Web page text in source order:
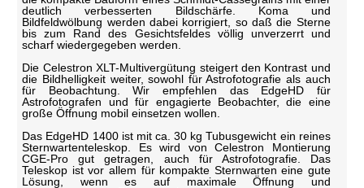
deutlich verbesserten Bildschärfe. Koma und
Bildfeldwölbung werden dabei korrigiert, so daß die Sterne
bis zum Rand des Gesichtsfeldes völlig unverzerrt und
scharf wiedergegeben werden.
Die Celestron XLT-Multivergütung steigert den Kontrast und
die Bildhelligkeit weiter, sowohl für Astrofotografie als auch
für Beobachtung. Wir empfehlen das EdgeHD für
Astrofotografen und für engagierte Beobachter, die eine
große Öffnung mobil einsetzen wollen.
Das EdgeHD 1400 ist mit ca. 30 kg Tubusgewicht ein reines
Sternwartenteleskop. Es wird von Celestron Montierung
CGE-Pro gut getragen, auch für Astrofotografie. Das
Teleskop ist vor allem für kompakte Sternwarten eine gute
Lösung, wenn es auf maximale Öffnung und